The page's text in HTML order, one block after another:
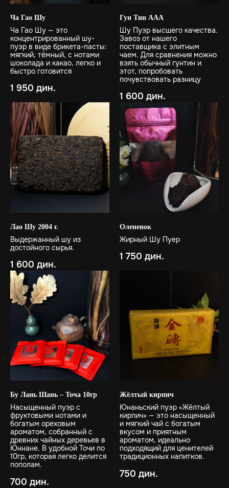
Ча Гао Шу
Ча Гао Шу — это
концентрированный шу-
пуэр в виде брикета-пасты:
мягкий, тёмный, с нотами
шоколада и какао, легко и
быстро готовится
1 950 дин.
Гун Тин ААА
Шу Пуэр высшего качества.
Завоз от нашего
поставщика с элитным
чаем. Для сравнения можно
взять обычный гунтин и
этот, попробовать
почувствовать разницу
1 600 дин.
Лао Шу 2004 г.
Выдержанный шу из
достойного сырья.
1 600 дин.
Олененок
Жирный Шу Пуер
1 750 дин.
Бу Лань Шань – Точа 10гр
Насыщенный пуэр с
фруктовыми нотами и
богатым ореховым
ароматом, собранный с
древних чайных деревьев в
Юннане. В удобной Точи по
10гр, которая легко делится
пополам.
700 дин.
Жёлтый кирпич
Юнаньский пуэр «Жёлтый
кирпич» — это насыщенный
и мягкий чай с богатым
вкусом и приятным
ароматом, идеально
подходящий для ценителей
традиционных напитков.
750 дин.